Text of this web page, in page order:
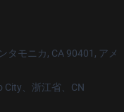
タモニカ, CA 90401, アメ
City、浙江省、CN